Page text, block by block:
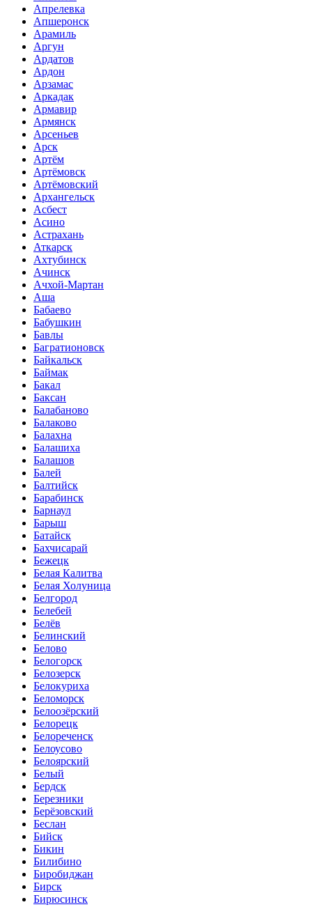
Апрелевка
Апшеронск
Арамиль
Аргун
Ардатов
Ардон
Арзамас
Аркадак
Армавир
Армянск
Арсеньев
Арск
Артём
Артёмовск
Артёмовский
Архангельск
Асбест
Асино
Астрахань
Аткарск
Ахтубинск
Ачинск
Ачхой-Мартан
Аша
Бабаево
Бабушкин
Бавлы
Багратионовск
Байкальск
Баймак
Бакал
Баксан
Балабаново
Балаково
Балахна
Балашиха
Балашов
Балей
Балтийск
Барабинск
Барнаул
Барыш
Батайск
Бахчисарай
Бежецк
Белая Калитва
Белая Холуница
Белгород
Белебей
Белёв
Белинский
Белово
Белогорск
Белозерск
Белокуриха
Беломорск
Белоозёрский
Белорецк
Белореченск
Белоусово
Белоярский
Белый
Бердск
Березники
Берёзовский
Беслан
Бийск
Бикин
Билибино
Биробиджан
Бирск
Бирюсинск